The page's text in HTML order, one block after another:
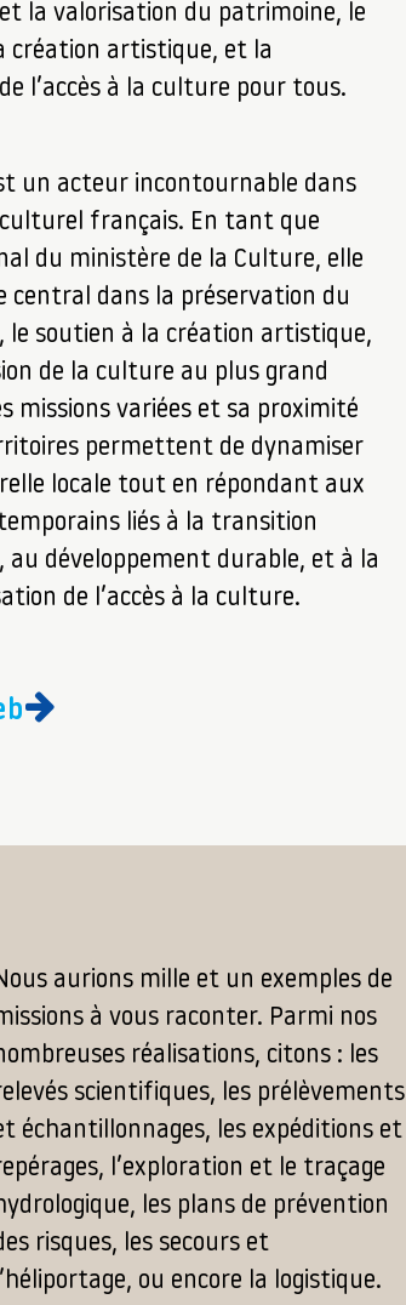
la valorisation du patrimoine, le
création artistique, et la
l’accès à la culture pour tous.
un acteur incontournable dans
culturel français. En tant que
du ministère de la Culture, elle
central dans la préservation du
le soutien à la création artistique,
de la culture au plus grand
missions variées et sa proximité
permettent de dynamiser
locale tout en répondant aux
liés à la transition
au développement durable, et à la
de l’accès à la culture.
aurions mille et un exemples de
à vous raconter. Parmi nos
réalisations, citons : les
scientifiques, les prélèvements
échantillonnages, les expéditions et
l’exploration et le traçage
les plans de prévention
risques, les secours et
ou encore la logistique.